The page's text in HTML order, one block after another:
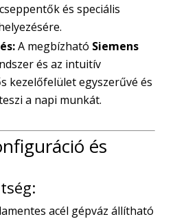
és speciális
A megbízható Siemens
és az intuitív
kezelőfelület egyszerűvé és
a napi munkát.
és
acél gépváz állítható